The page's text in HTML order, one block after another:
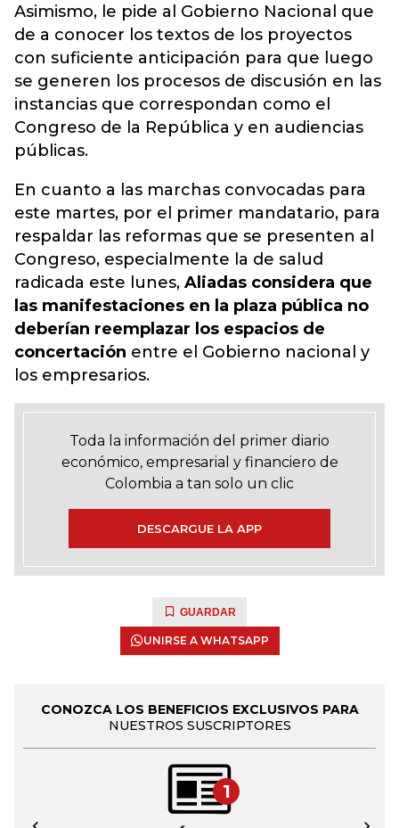
Asimismo, le pide al Gobierno Nacional que
de a conocer los textos de los proyectos
con suficiente anticipación para que luego
se generen los procesos de discusión en las
instancias que correspondan como el
Congreso de la República y en audiencias
públicas.
En cuanto a las marchas convocadas para
este martes, por el primer mandatario, para
respaldar las reformas que se presenten al
Congreso, especialmente la de salud
radicada este lunes, Aliadas considera que
las manifestaciones en la plaza pública no
deberían reemplazar los espacios de
concertación entre el Gobierno nacional y
los empresarios.
Toda la información del primer diario
económico, empresarial y financiero de
Colombia a tan solo un clic
DESCARGUE LA APP
GUARDAR
UNIRSE A WHATSAPP
CONOZCA LOS BENEFICIOS EXCLUSIVOS PARA
NUESTROS SUSCRIPTORES
1